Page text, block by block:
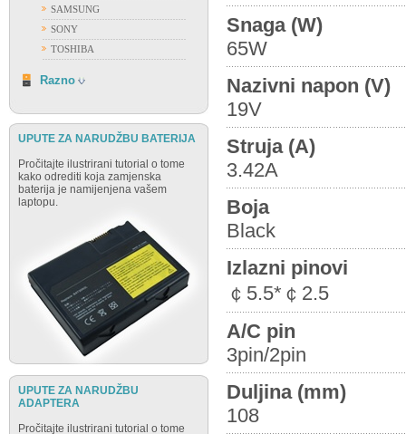
SAMSUNG
SONY
TOSHIBA
Razno
UPUTE ZA NARUDŽBU BATERIJA
Pročitajte ilustrirani tutorial o tome
kako odrediti koja zamjenska
baterija je namijenjena vašem
laptopu.
UPUTE ZA NARUDŽBU
ADAPTERA
Pročitajte ilustrirani tutorial o tome
Snaga (W)
65W
Nazivni napon (V)
19V
Struja (A)
3.42A
Boja
Black
Izlazni pinovi
￠5.5*￠2.5
A/C pin
3pin/2pin
Duljina (mm)
108